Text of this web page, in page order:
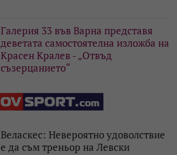
Галерия 33 във Варна представя
деветата самостоятелна изложба на
Красен Кралев - „Отвъд
съзерцанието“
Веласкес: Невероятно удоволствие
е да съм треньор на Левски